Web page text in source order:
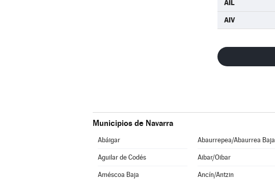
AIL
AIV
Municipios de Navarra
Abáigar Abaurrepea/Abaurrea Baja
Aguilar de Codés Aibar/Oibar
Améscoa Baja Ancín/Antzin